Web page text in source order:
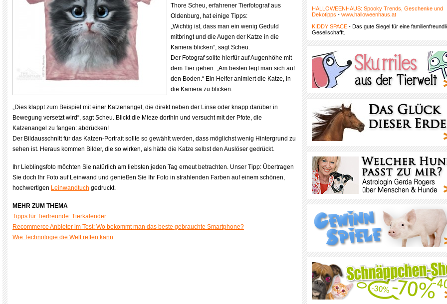
Thore Scheu, erfahrener Tierfotograf aus
Oldenburg, hat einige Tipps:
„Wichtig ist, dass man ein wenig Geduld
mitbringt und die Augen der Katze in die
Kamera blicken“, sagt Scheu.
Der Fotograf sollte hierfür auf Augenhöhe mit
dem Tier gehen. „Am besten legt man sich auf
den Boden.“ Ein Helfer animiert die Katze, in
die Kamera zu blicken.
„Dies klappt zum Beispiel mit einer Katzenangel, die direkt neben der Linse oder knapp darüber in
Bewegung versetzt wird“, sagt Scheu. Blickt die Mieze dorthin und versucht mit der Pfote, die
Katzenangel zu fangen: abdrücken!
Der Bildausschnitt für das Katzen-Portrait sollte so gewählt werden, dass möglichst wenig Hintergrund zu
sehen ist. Heraus kommen Bilder, die so wirken, als hätte die Katze selbst den Auslöser gedrückt.
Ihr Lieblingsfoto möchten Sie natürlich am liebsten jeden Tag erneut betrachten. Unser Tipp: Übertragen
Sie doch Ihr Foto auf Leinwand und genießen Sie Ihr Foto in strahlenden Farben auf einem schönen,
hochwertigen Leinwandtuch gedruckt.
MEHR ZUM THEMA
Tipps für Tierfreunde: Tierkalender
Recommerce Anbieter im Test: Wo bekommt man das beste gebrauchte Smartphone?
Wie Technologie die Welt retten kann
HALLOWEENHAUS: Spooky Trends, Geschenke und
Dekotipps - www.halloweenhaus.at
KIDDY SPACE - Das gute Siegel für eine
Gesellschafft.